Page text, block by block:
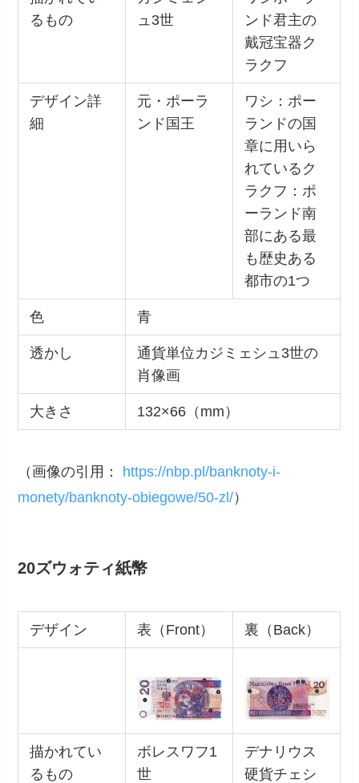
るもの
ュ3世
ンド君主の
戴冠宝器ク
ラクフ
デザイン詳
細
元・ポーラ
ンド国王
ワシ：ポー
ランドの国
章に用いら
れているク
ラクフ：ポ
ーランド南
部にある最
も歴史ある
都市の1つ
色 青
透かし
通貨単位カジミェシュ3世の
肖像画
大きさ 132×66（mm）
（画像の引用： https://nbp.pl/banknoty-i-
monety/banknoty-obiegowe/50-zl/）
20ズウォティ紙幣
デザイン 表（Front） 裏（Back）
描かれてい
るもの
ボレスワフ1
世
デナリウス
硬貨チェシ